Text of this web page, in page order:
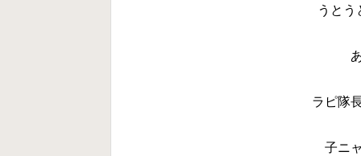
うとう
ラピ隊
子ニ